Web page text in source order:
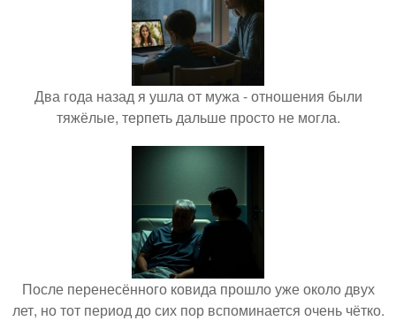
Два года назад я ушла от мужа - отношения были
тяжёлые, терпеть дальше просто не могла.
После перенесённого ковида прошло уже около двух
лет, но тот период до сих пор вспоминается очень чётко.